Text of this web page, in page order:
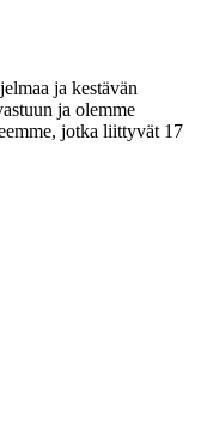
ja kestävän
ja olemme
jotka liittyvät 17